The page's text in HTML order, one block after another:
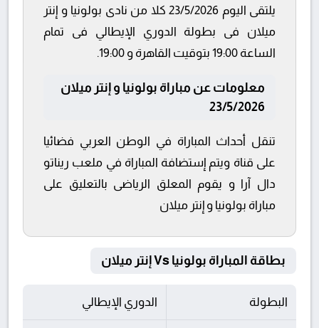
يلتقى اليوم 23/5/2026 كلا من نادى بولونيا و إنتر
ميلان فى بطولة الدوري الإيطالي فى تمام
الساعة 19:00 بتوقيت القاهرة و 19:00.
معلومات عن مباراة بولونيا و إنتر ميلان
23/5/2026
تنقل أحداث المباراة في الوطن العربي فضائيا
على قناة ويتم إستضافة المباراة في ملعب ريناتو
دال آرا و يقوم المعلق الرياضى بالتعليق على
مباراة بولونيا و إنتر ميلان
بطاقة المباراة بولونيا Vs إنتر ميلان
البطولة الدوري الإيطالي